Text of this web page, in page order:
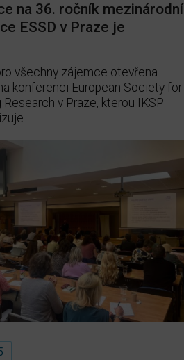
na 36. ročník mezinárodní
ESSD v Praze je
všechny zájemce otevřena
konferenci European Society for
Research v Praze, kterou IKSP